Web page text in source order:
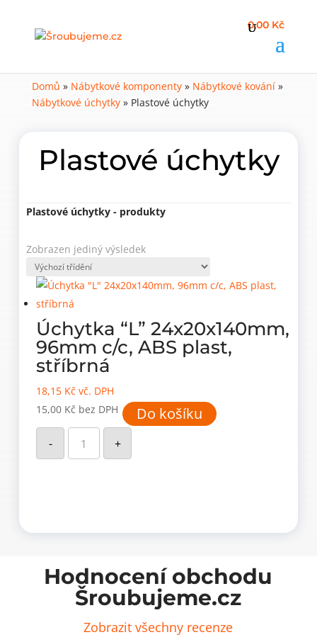
0,00 Kč
Domů » Nábytkové komponenty» Nábytkové kování»
Nábytkové úchytky» Plastové úchytky
Plastové úchytky
Plastové úchytky - produkty
Zobrazen jediný výsledek
Úchytka “L” 24x20x140mm,
96mm c/c, ABS plast,
stříbrná
18,15 Kč vč. DPH
15,00 Kč bez DPH Do košíku
-
Úchytka
24x20x140mm,
96mm
+
Hodnocení obchodu
Šroubujeme.cz
Zobrazit všechny recenze